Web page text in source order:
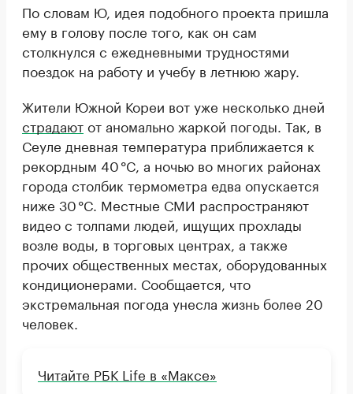
По словам Ю, идея подобного проекта пришла
ему в голову после того, как он сам
столкнулся с ежедневными трудностями
поездок на работу и учебу в летнюю жару.
Жители Южной Кореи вот уже несколько дней
страдаютот аномально жаркой погоды. Так, в
Сеуле дневная температура приближается к
рекордным 40 °C, а ночью во многих районах
города столбик термометра едва опускается
ниже 30 °C. Местные СМИ распространяют
видео с толпами людей, ищущих прохлады
возле воды, в торговых центрах, а также
прочих общественных местах, оборудованных
кондиционерами. Сообщается, что
экстремальная погода унесла жизнь более 20
человек.
Читайте РБК Life в «Максе»